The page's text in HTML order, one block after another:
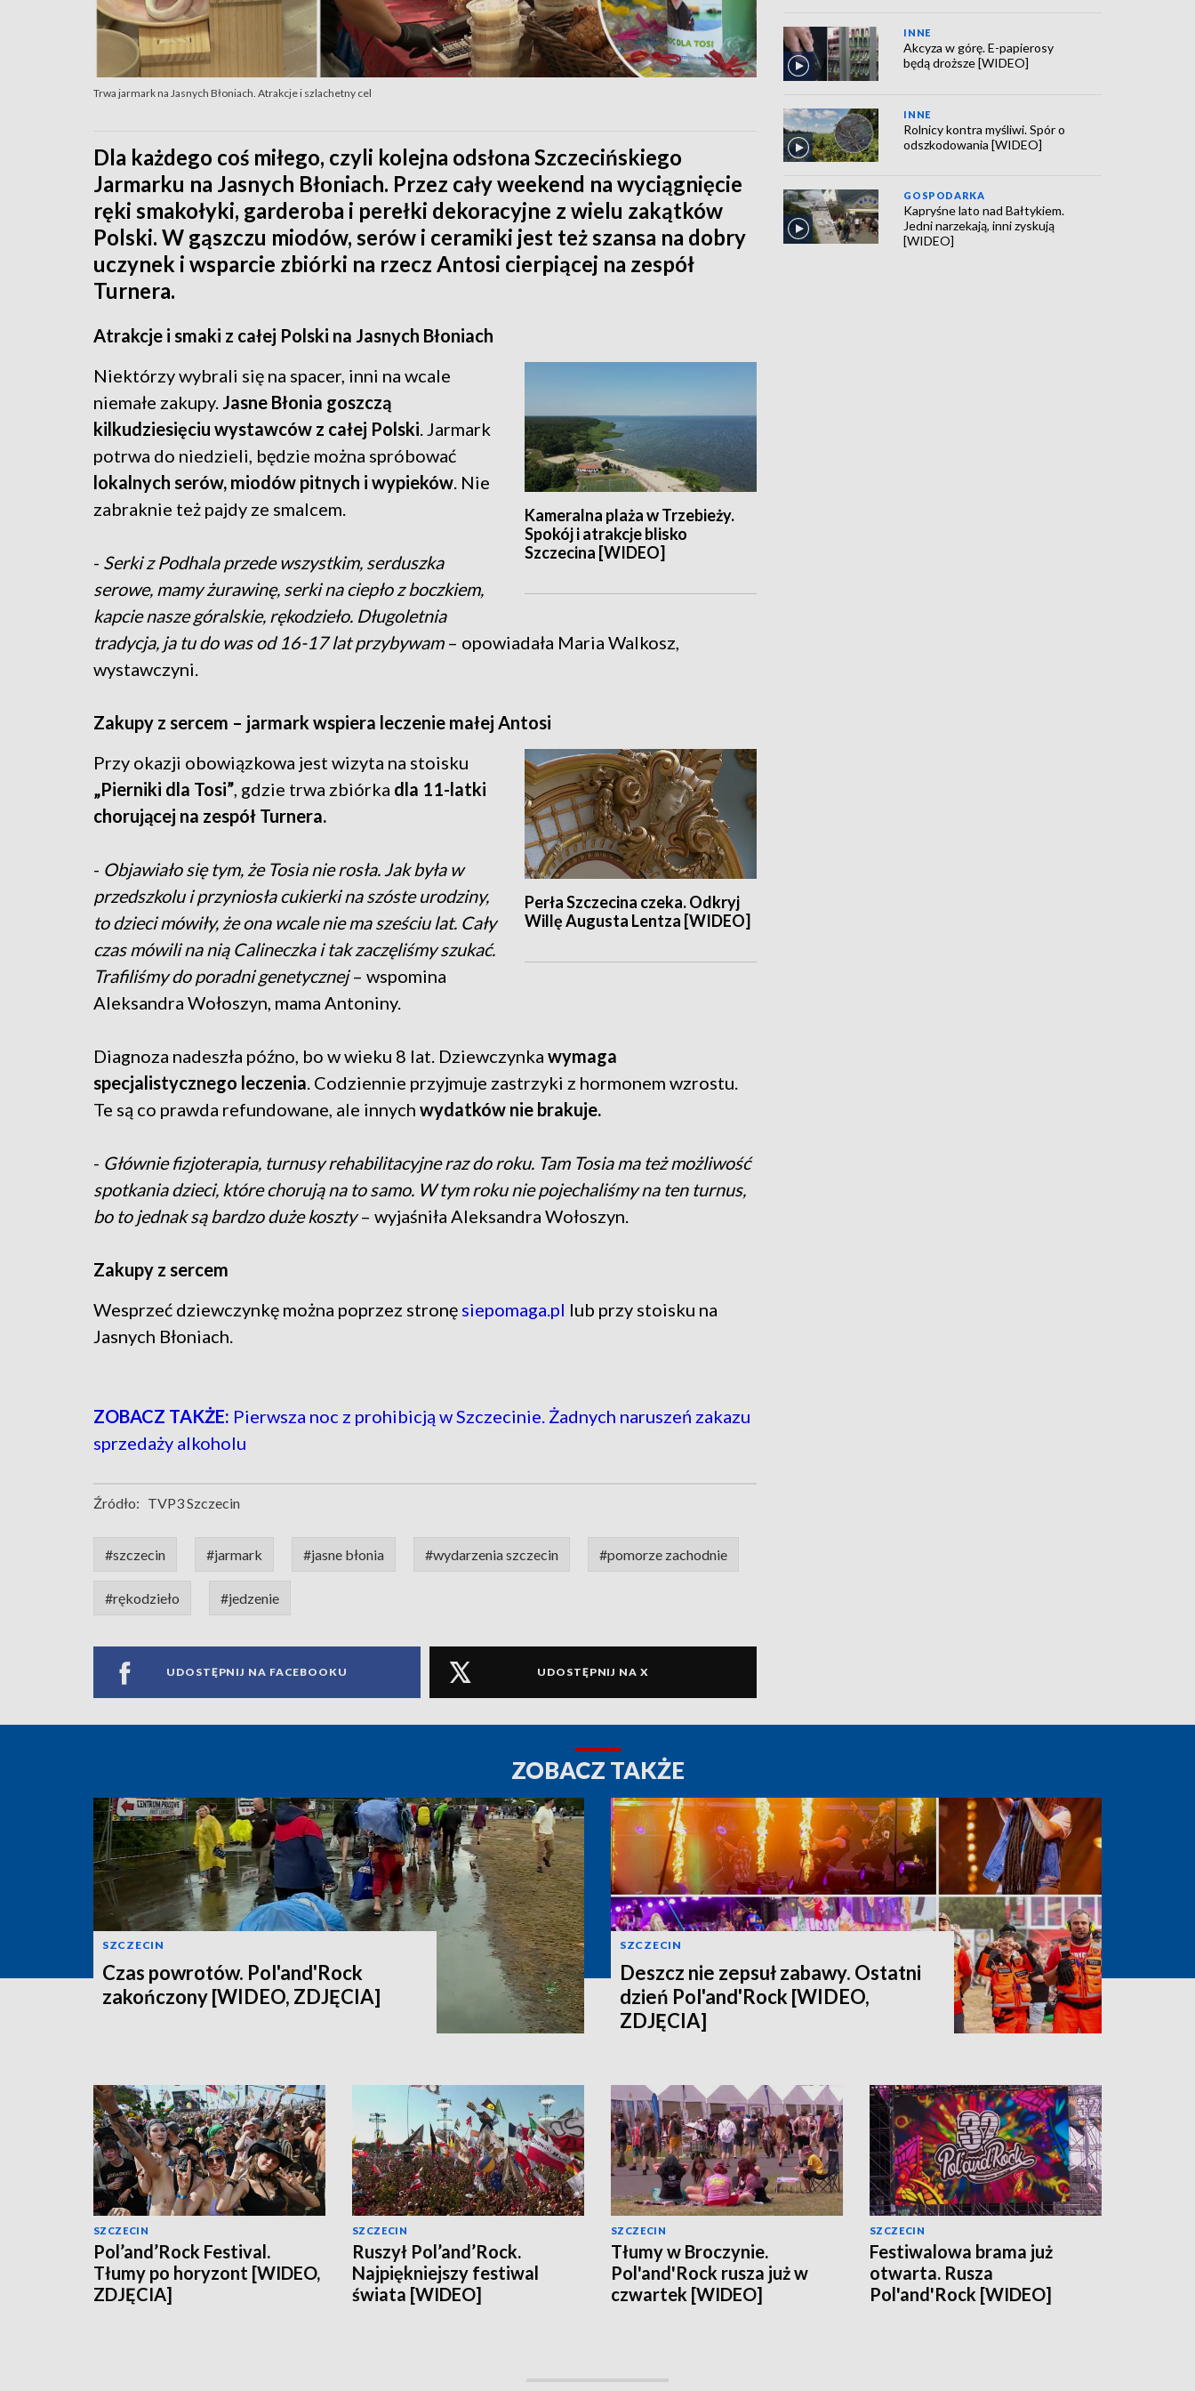
Trwa jarmark na Jasnych Błoniach. Atrakcje i szlachetny cel
Dla każdego coś miłego, czyli kolejna odsłona Szczecińskiego
Jarmarku na Jasnych Błoniach. Przez cały weekend na wyciągnięcie
ręki smakołyki, garderoba i perełki dekoracyjne z wielu zakątków
Polski. W gąszczu miodów, serów i ceramiki jest też szansa na dobry
uczynek i wsparcie zbiórki na rzecz Antosi cierpiącej na zespół
Turnera.
Atrakcje i smaki z całej Polski na Jasnych Błoniach
Kameralna plaża w Trzebieży.
Spokój i atrakcje blisko
Szczecina [WIDEO]
Niektórzy wybrali się na spacer, inni na wcale
niemałe zakupy. Jasne Błonia goszczą
kilkudziesięciu wystawców z całej Polski . Jarmark
potrwa do niedzieli, będzie można spróbować
lokalnych serów, miodów pitnych i wypieków . Nie
zabraknie też pajdy ze smalcem.
- Serki z Podhala przede wszystkim, serduszka
serowe, mamy żurawinę, serki na ciepło z boczkiem,
kapcie nasze góralskie, rękodzieło. Długoletnia
tradycja, ja tu do was od 16-17 lat przybywam– opowiadała Maria Walkosz,
wystawczyni.
Zakupy z sercem – jarmark wspiera leczenie małej Antosi
Perła Szczecina czeka. Odkryj
Willę Augusta Lentza [WIDEO]
Przy okazji obowiązkowa jest wizyta na stoisku
„Pierniki dla Tosi” , gdzie trwa zbiórka dla 11-latki
chorującej na zespół Turnera.
- Objawiało się tym, że Tosia nie rosła. Jak była w
przedszkolu i przyniosła cukierki na szóste urodziny,
to dzieci mówiły, że ona wcale nie ma sześciu lat. Cały
czas mówili na nią Calineczka i tak zaczęliśmy szukać.
Trafiliśmy do poradni genetycznej– wspomina
Aleksandra Wołoszyn, mama Antoniny.
Diagnoza nadeszła późno, bo w wieku 8 lat. Dziewczynka wymaga
specjalistycznego leczenia . Codziennie przyjmuje zastrzyki z hormonem wzrostu.
Te są co prawda refundowane, ale innych wydatków nie brakuje.
- Głównie fizjoterapia, turnusy rehabilitacyjne raz do roku. Tam Tosia ma też możliwość
spotkania dzieci, które chorują na to samo. W tym roku nie pojechaliśmy na ten turnus,
bo to jednak są bardzo duże koszty– wyjaśniła Aleksandra Wołoszyn.
Zakupy z sercem
Wesprzeć dziewczynkę można poprzez stronę siepomaga.pl lub przy stoisku na
Jasnych Błoniach.
ZOBACZ TAKŻE: Pierwsza noc z prohibicją w Szczecinie. Żadnych naruszeń zakazu
sprzedaży alkoholu
Źródło: TVP3 Szczecin
#szczecin #jarmark #jasne błonia #wydarzenia szczecin #pomorze zachodnie
#rękodzieło #jedzenie
UDOSTĘPNIJ NA FACEBOOKU UDOSTĘPNIJ NA X
INNE
Akcyza w górę. E-papierosy
będą droższe [WIDEO]
INNE
Rolnicy kontra myśliwi. Spór o
odszkodowania [WIDEO]
GOSPODARKA
Kapryśne lato nad Bałtykiem.
Jedni narzekają, inni zyskują
[WIDEO]
ZOBACZ TAKŻE
SZCZECIN
Czas powrotów. Pol'and'Rock
zakończony [WIDEO, ZDJĘCIA]
SZCZECIN
Deszcz nie zepsuł zabawy. Ostatni
dzień Pol'and'Rock [WIDEO,
ZDJĘCIA]
SZCZECIN
Pol’and’Rock Festival.
Tłumy po horyzont [WIDEO,
ZDJĘCIA]
SZCZECIN
Ruszył Pol’and’Rock.
Najpiękniejszy festiwal
świata [WIDEO]
SZCZECIN
Tłumy w Broczynie.
Pol'and'Rock rusza już w
czwartek [WIDEO]
SZCZECIN
Festiwalowa brama już
otwarta. Rusza
Pol'and'Rock [WIDEO]